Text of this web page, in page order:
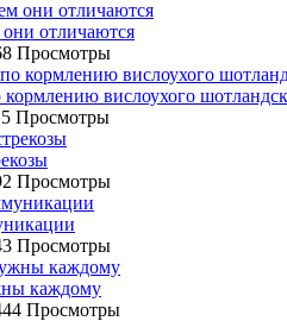
отличаются
Просмотры
вислоухого
Просмотры
Просмотры
Просмотры
каждому
Просмотры